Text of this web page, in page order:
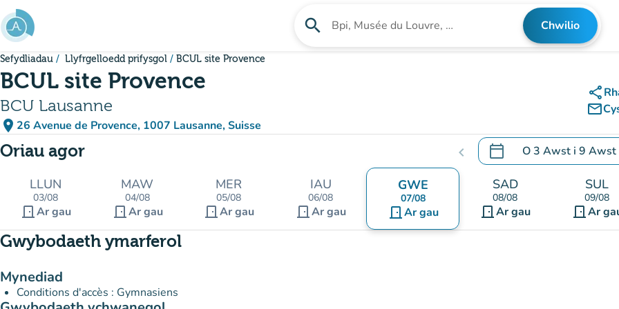
Mynd i'r prif gynnwys
search Chwilio am sefydliad Chwilio
Sefydliadau Llyfrgelloedd prifysgol BCUL site Provence
BCUL site Provence
BCU Lausanne
place 26 Avenue de Provence, 1007 Lausanne, Suisse
(agor yn Google Maps)
(tab newydd)
share
mail_outline
Oriau agor chevron_left calendar_today O3 Awst i 9 Awst
.Agor y calendr i newid
LLUN
03/08
door_frontAr gau
MAW
04/08
door_front Ar gau
MER
05/08
door_frontAr gau
IAU
06/08
door_front Ar gau
GWE
07/08
door_front Ar gau
SAD
08/08
door_frontAr gau
SUL
09/08
door_front Ar
Gwybodaeth ymarferol
Mynediad
Conditions d'accès : Gymnasiens